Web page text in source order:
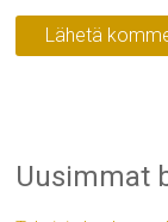
Uusimmat